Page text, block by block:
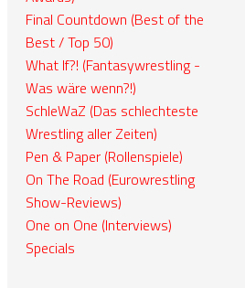
Final Countdown (Best of the
Best / Top 50)
What If?! (Fantasywrestling -
Was wäre wenn?!)
SchleWaZ (Das schlechteste
Wrestling aller Zeiten)
Pen & Paper (Rollenspiele)
On The Road (Eurowrestling
Show-Reviews)
One on One (Interviews)
Specials